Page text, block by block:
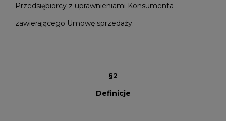
Przedsiębiorcy z uprawnieniami Konsumenta
zawierającego Umowę sprzedaży.
§2
Definicje